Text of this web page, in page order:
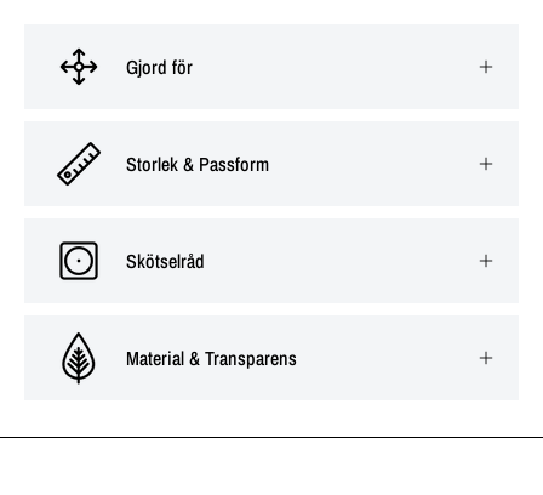
Gjord för
Storlek & Passform
Skötselråd
Material & Transparens